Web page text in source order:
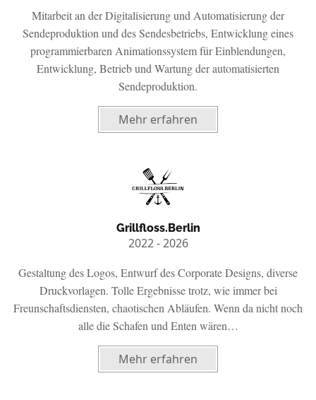
Mitarbeit an der Digitalisierung und Automatisierung der
Sendeproduktion und des Sendesbetriebs, Entwicklung eines
programmierbaren Animationssystem für Einblendungen,
Entwicklung, Betrieb und Wartung der automatisierten
Sendeproduktion.
Mehr erfahren
Grillfloss.Berlin
2022 - 2026
Gestaltung des Logos, Entwurf des Corporate Designs, diverse
Druckvorlagen. Tolle Ergebnisse trotz, wie immer bei
Freunschaftsdiensten, chaotischen Abläufen. Wenn da nicht noch
alle die Schafen und Enten wären…
Mehr erfahren